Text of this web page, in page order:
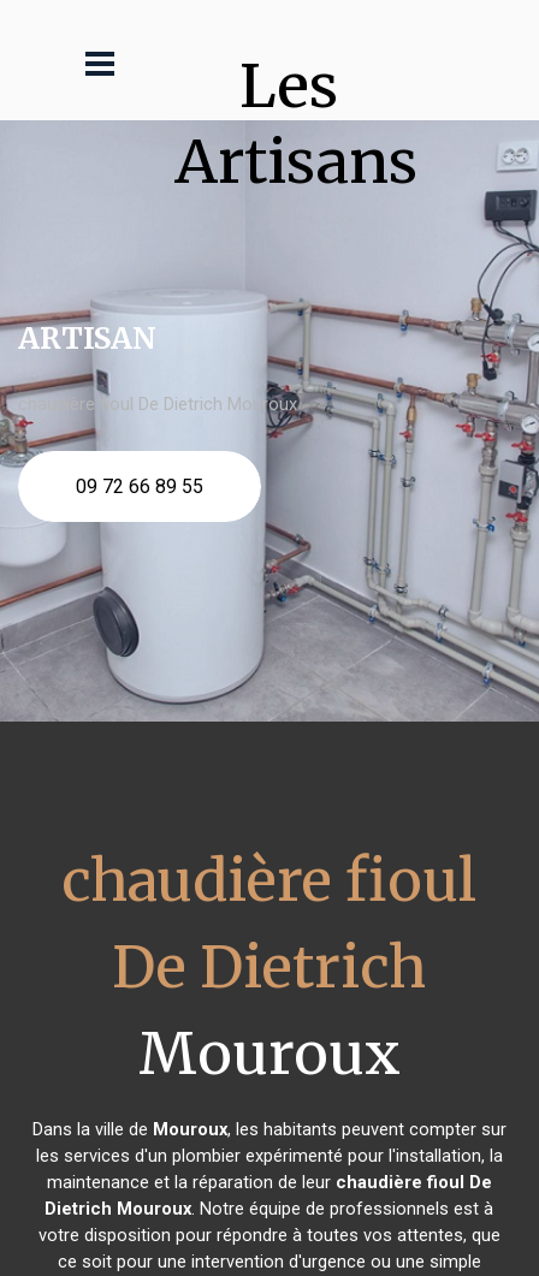
Les
Artisans
ARTISAN
chaudière fioul De Dietrich Mouroux
09 72 66 89 55
chaudière fioul
De Dietrich
Mouroux
Dans la ville de Mouroux, les habitants peuvent compter sur
les services d'un plombier expérimenté pour l'installation, la
maintenance et la réparation de leur chaudière fioul De
Dietrich Mouroux. Notre équipe de professionnels est à
votre disposition pour répondre à toutes vos attentes, que
ce soit pour une intervention d'urgence ou une simple